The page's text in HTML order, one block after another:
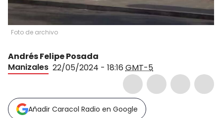
Foto de archivo
Andrés Felipe Posada
Manizales 22/05/2024 - 18:16 GMT-5
Añadir Caracol Radio en Google